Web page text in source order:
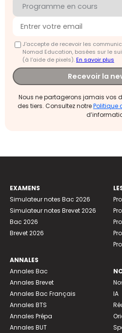
J'accepte de recevoir les
Nomad Education, basées sur le
(à l’aide de pixels).En savoir plus
Recevoir la
Nous ne partagerons jamais vos
des tiers. Consultez notrePolitique
EXAMENS
Simulateur notes Bac 2026
Simulateur notes Brevet 2026
Bac 2026
Brevet 2026
ANNALES
Annales Bac
Annales Brevet
Annales Bac Français
Annales BTS
Annales Prépa
Annales BUT
IA